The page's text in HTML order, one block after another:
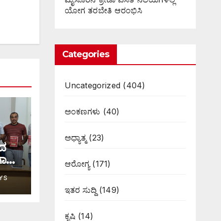
ಯೋಗ ತರಬೇತಿ ಆರಂಭಿಸಿ
Categories
Uncategorized (404)
ಅಂಕಣಗಳು (40)
ಅಧ್ಯಾತ್ಮ(23)
ಆರೋಗ್ಯ(171)
ಇತರ ಸುದ್ದಿ (149)
ಕೃಷಿ (14)